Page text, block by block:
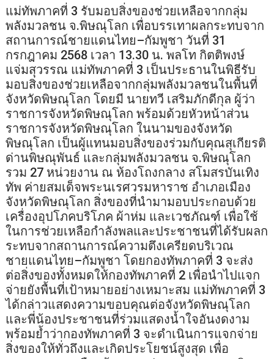
แม่ทัพภาคที่ 3 รับมอบสิ่งของช่วยเหลือจากกลุ่ม
พลังมวลชน จ.พิษณุโลก เพื่อบรรเทาผลกระทบจาก
สถานการณ์ชายแดนไทย–กัมพูชา วันที่ 31
กรกฎาคม 2568 เวลา 13.30 น. พลโท กิตติพงษ์
แจ่มสุวรรณ แม่ทัพภาคที่ 3 เป็นประธานในพิธีรับ
มอบสิ่งของช่วยเหลือจากกลุ่มพลังมวลชนในพื้นที่
จังหวัดพิษณุโลก โดยมี นายทวี เสริมภักดีกุล ผู้ว่า
ราชการจังหวัดพิษณุโลก พร้อมด้วยหัวหน้าส่วน
ราชการจังหวัดพิษณุโลก ในนามของจังหวัด
พิษณุโลก เป็นผู้แทนมอบสิ่งของร่วมกับคุณสุเกียรติ
ด่านพิษณุพันธ์ และกลุ่มพลังมวลชน จ.พิษณุโลก
รวม 27 หน่วยงาน ณ ห้องโถงกลาง สโมสรบันเทิง
ทัพ ค่ายสมเด็จพระนเรศวรมหาราช อำเภอเมือง
จังหวัดพิษณุโลก สิ่งของที่นำมามอบประกอบด้วย
เครื่องอุปโภคบริโภค ผ้าห่ม และเวชภัณฑ์ เพื่อใช้
ในการช่วยเหลือกำลังพลและประชาชนที่ได้รับผลก
ระทบจากสถานการณ์ความตึงเครียดบริเวณ
ชายแดนไทย–กัมพูชา โดยกองทัพภาคที่ 3 จะส่ง
ต่อสิ่งของทั้งหมดให้กองทัพภาคที่ 2 เพื่อนำไปแจก
จ่ายยังพื้นที่เป้าหมายอย่างเหมาะสม แม่ทัพภาคที่ 3
ได้กล่าวแสดงความขอบคุณต่อจังหวัดพิษณุโลก
และพี่น้องประชาชนที่ร่วมแสดงน้ำใจอันงดงาม
พร้อมย้ำว่ากองทัพภาคที่ 3 จะดำเนินการแจกจ่าย
สิ่งของให้ทั่วถึงและเกิดประโยชน์สูงสุด เพื่อ